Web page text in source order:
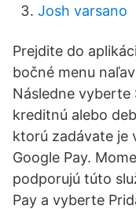
Josh varsano
Prejdite do
bočné menu
Následne
kreditnú alebo
ktorú zadávate je
Google Pay.
podporujú túto
Pay a vyberte